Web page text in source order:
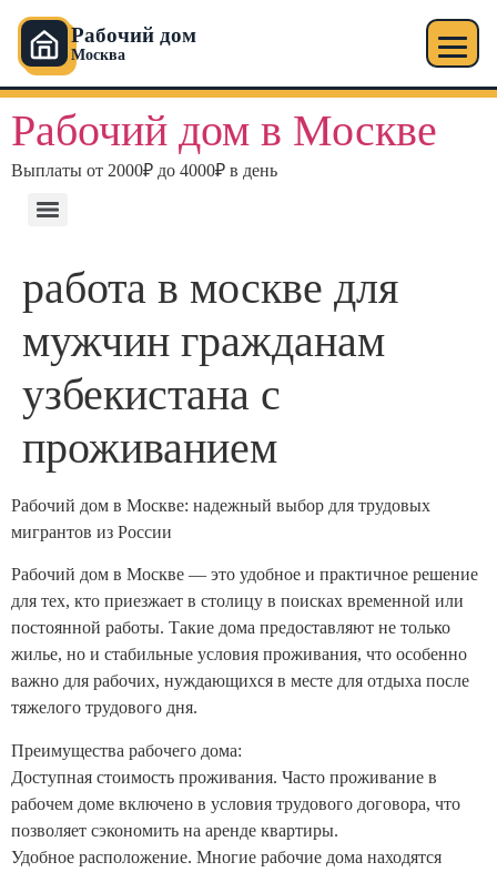
Рабочий дом
Москва
Рабочий дом в Москве
Выплаты от 2000₽ до 4000₽ в день
работа в москве для
мужчин гражданам
узбекистана с
проживанием
Рабочий дом в Москве: надежный выбор для трудовых
мигрантов из России
Рабочий дом в Москве — это удобное и практичное решение
для тех, кто приезжает в столицу в поисках временной или
постоянной работы. Такие дома предоставляют не только
жилье, но и стабильные условия проживания, что особенно
важно для рабочих, нуждающихся в месте для отдыха после
тяжелого трудового дня.
Преимущества рабочего дома:
Доступная стоимость проживания. Часто проживание в
рабочем доме включено в условия трудового договора, что
позволяет сэкономить на аренде квартиры.
Удобное расположение. Многие рабочие дома находятся